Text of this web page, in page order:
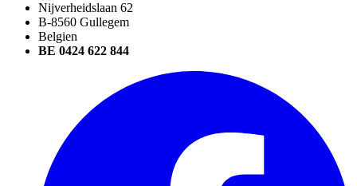
Nijverheidslaan 62
B-8560 Gullegem
Belgien
BE 0424 622 844